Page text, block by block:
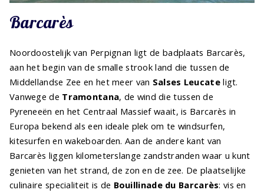
Barcarès
Noordoostelijk van Perpignan ligt de badplaats Barcarès,
aan het begin van de smalle strook land die tussen de
Middellandse Zee en het meer van Salses Leucateligt.
Vanwege de Tramontana, de wind die tussen de
Pyreneeën en het Centraal Massief waait, is Barcarès in
Europa bekend als een ideale plek om te windsurfen,
kitesurfen en wakeboarden. Aan de andere kant van
Barcarès liggen kilometerslange zandstranden waar u kunt
genieten van het strand, de zon en de zee. De plaatselijke
culinaire specialiteit is de Bouillinade du Barcarès: vis en